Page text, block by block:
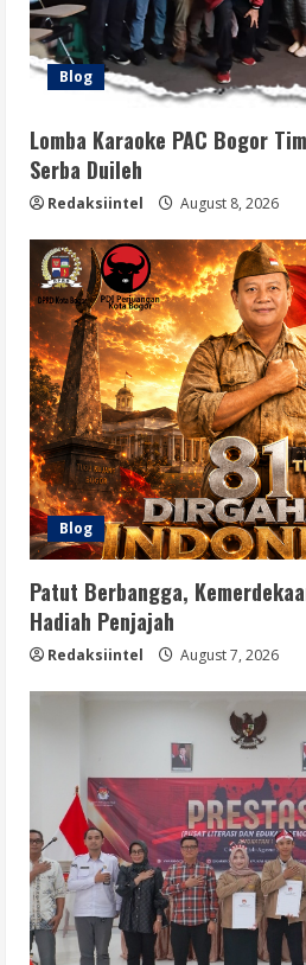
Blog
Lomba Karaoke PAC Bogor
Serba Duileh
Redaksiintel August 8, 2026
Blog
Patut Berbangga,
Hadiah Penjajah
Redaksiintel August 7, 2026